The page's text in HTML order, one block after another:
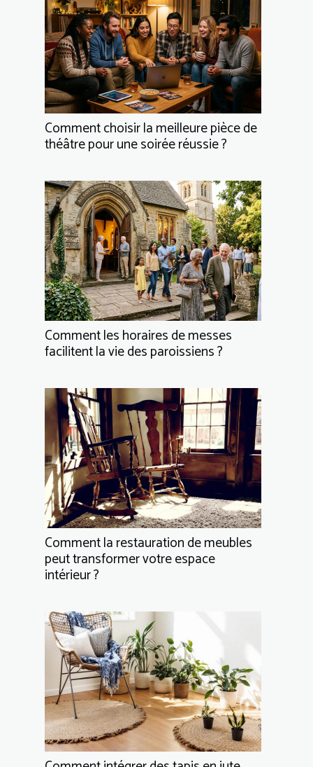
Comment choisir la meilleure pièce de
théâtre pour une soirée réussie ?
Comment les horaires de messes
facilitent la vie des paroissiens ?
Comment la restauration de meubles
peut transformer votre espace
intérieur ?